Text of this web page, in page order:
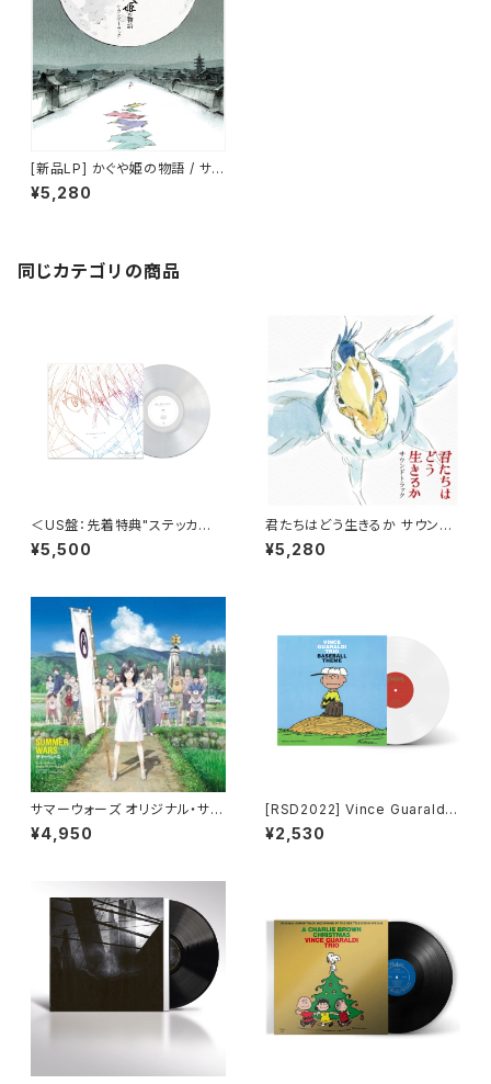
[新品LP] かぐや姫の物語 / サウ
ンドトラック(2LP) -久石譲
¥5,280
同じカテゴリの商品
＜US盤：先着特典"ステッカ
ー"付き＞宇多田ヒカル - One
Last Kiss (US Clear Vinyl)
¥5,500
君たちはどう生きるか サウンド
トラック
¥5,280
サマーウォーズ オリジナル・サウ
ンドトラック＜完全生産限定盤
＞
¥4,950
[RSD2022] Vince Guaraldi
Trio_ - Baseball Theme_
(7")
¥2,530